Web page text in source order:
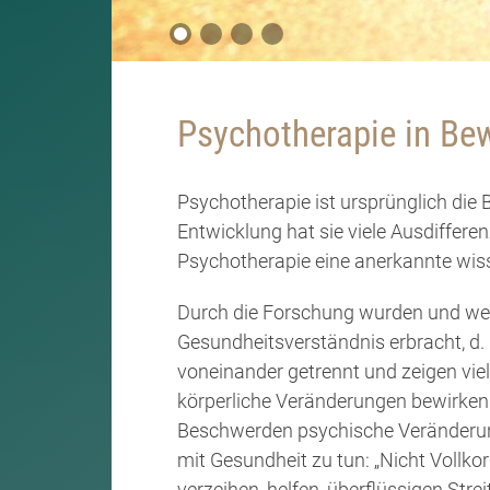
Psychotherapie in
Psychotherapie ist ursprünglich die
Entwicklung hat sie viele
Psychotherapie eine anerkannte
Durch die Forschung wurden und
Gesundheitsverständnis erbracht,
voneinander getrennt und zeigen
körperliche Veränderungen
Beschwerden psychische
mit Gesundheit zu tun: „Nicht